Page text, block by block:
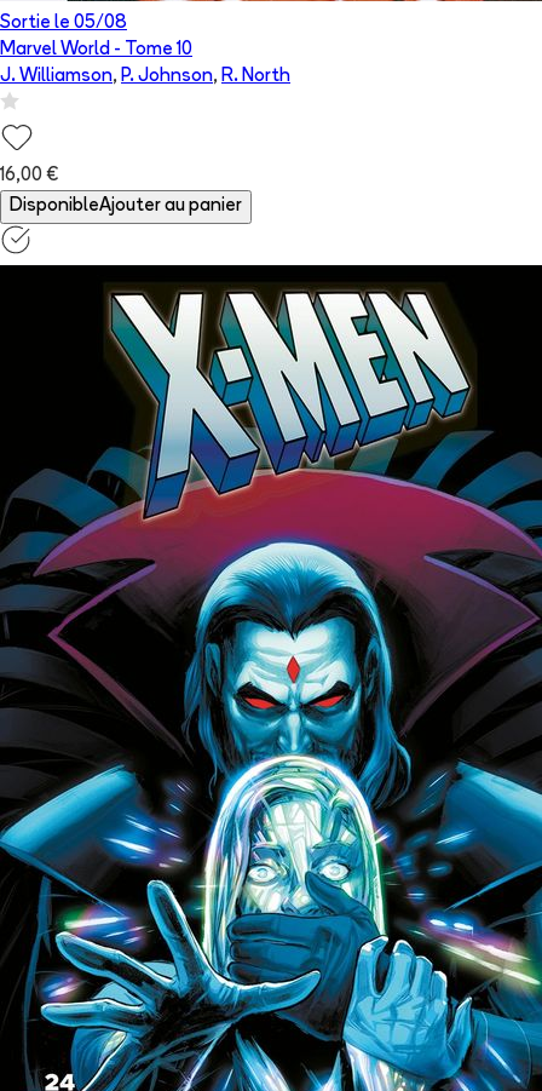
Sortie le 05/08
Marvel World - Tome 10
J. Williamson, P. Johnson, R. North
16,00 €
DisponibleAjouter au panier